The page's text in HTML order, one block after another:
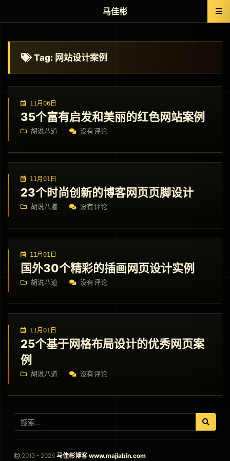
Tag: 网站设计案例
11月06日
35个富有启发和美丽的红色网站案例
胡说八道 没有评论
11月01日
23个时尚创新的博客网页页脚设计
胡说八道 没有评论
11月01日
国外30个精彩的插画网页设计实例
胡说八道 没有评论
11月01日
25个基于网格布局设计的优秀网页案
例
胡说八道 没有评论
2010 - 2026 马佳彬博客 www.majiabin.com
马佳彬